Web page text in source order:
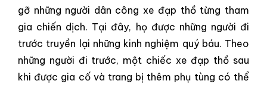
gỡ những người dân công xe đạp thồ từng tham
gia chiến dịch. Tại đây, họ được những người đi
trước truyền lại những kinh nghiệm quý báu. Theo
những người đi trước, một chiếc xe đạp thồ sau
khi được gia cố và trang bị thêm phụ tùng có thể